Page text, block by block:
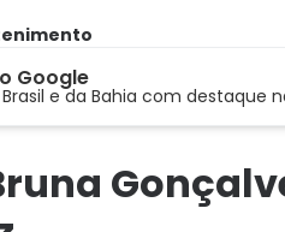
Google
e da Bahia com destaque